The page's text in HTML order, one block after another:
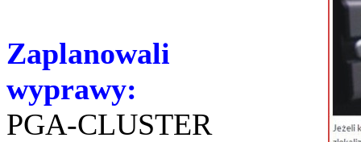
Zaplanowali
wyprawy:
PGA-CLUSTER